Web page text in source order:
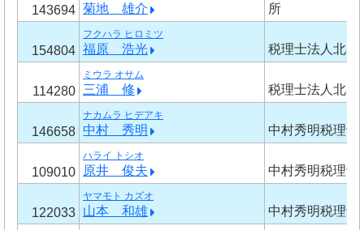
143694 菊地 雄介
所
154804
フクハラ ヒロミツ
福原 浩光 税理士法人北央
114280
ミウラ オサム
三浦 修 税理士法人北央
146658
ナカムラ ヒデアキ
中村 秀明 中村秀明税理士
109010
ハライ トシオ
原井 俊夫 中村秀明税理士
122033
ヤマモト カズオ
山本 和雄 中村秀明税理士